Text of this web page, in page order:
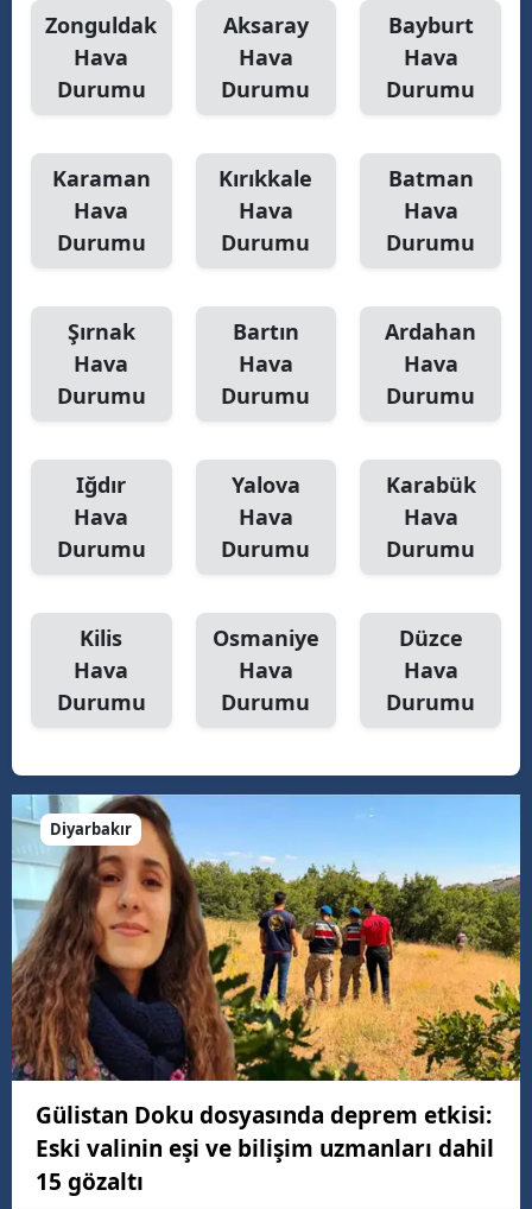
Zonguldak
Hava
Durumu
Aksaray
Hava
Durumu
Bayburt
Hava
Durumu
Karaman
Hava
Durumu
Kırıkkale
Hava
Durumu
Batman
Hava
Durumu
Şırnak
Hava
Durumu
Bartın
Hava
Durumu
Ardahan
Hava
Durumu
Iğdır
Hava
Durumu
Yalova
Hava
Durumu
Karabük
Hava
Durumu
Kilis
Hava
Durumu
Osmaniye
Hava
Durumu
Düzce
Hava
Durumu
Diyarbakır
Gülistan Doku dosyasında deprem etkisi:
Eski valinin eşi ve bilişim uzmanları dahil
15 gözaltı